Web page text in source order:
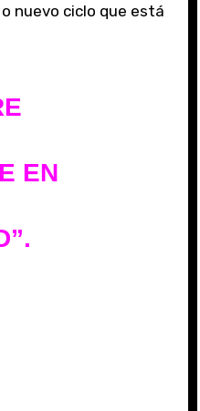
nuevo ciclo que está
EN